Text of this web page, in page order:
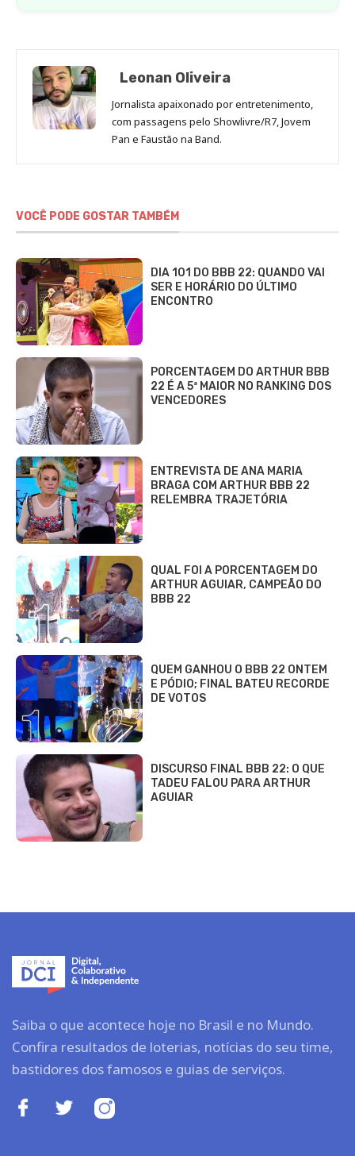
Leonan Oliveira
Jornalista apaixonado por entretenimento,
com passagens pelo Showlivre/R7, Jovem
Pan e Faustão na Band.
VOCÊ PODE GOSTAR TAMBÉM
DIA 101 DO BBB 22: QUANDO VAI
SER E HORÁRIO DO ÚLTIMO
ENCONTRO
PORCENTAGEM DO ARTHUR BBB
22 É A 5ª MAIOR NO RANKING DOS
VENCEDORES
ENTREVISTA DE ANA MARIA
BRAGA COM ARTHUR BBB 22
RELEMBRA TRAJETÓRIA
QUAL FOI A PORCENTAGEM DO
ARTHUR AGUIAR, CAMPEÃO DO
BBB 22
QUEM GANHOU O BBB 22 ONTEM
E PÓDIO; FINAL BATEU RECORDE
DE VOTOS
DISCURSO FINAL BBB 22: O QUE
TADEU FALOU PARA ARTHUR
AGUIAR
Saiba o que acontece hoje no Brasil e no Mundo.
Confira resultados de loterias, notícias do seu time,
bastidores dos famosos e guias de serviços.